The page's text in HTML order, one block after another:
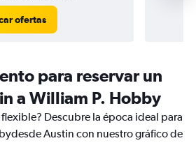
ofertas
para reservar un
a William P. Hobby
Descubre la época ideal para
Austin con nuestro gráfico de